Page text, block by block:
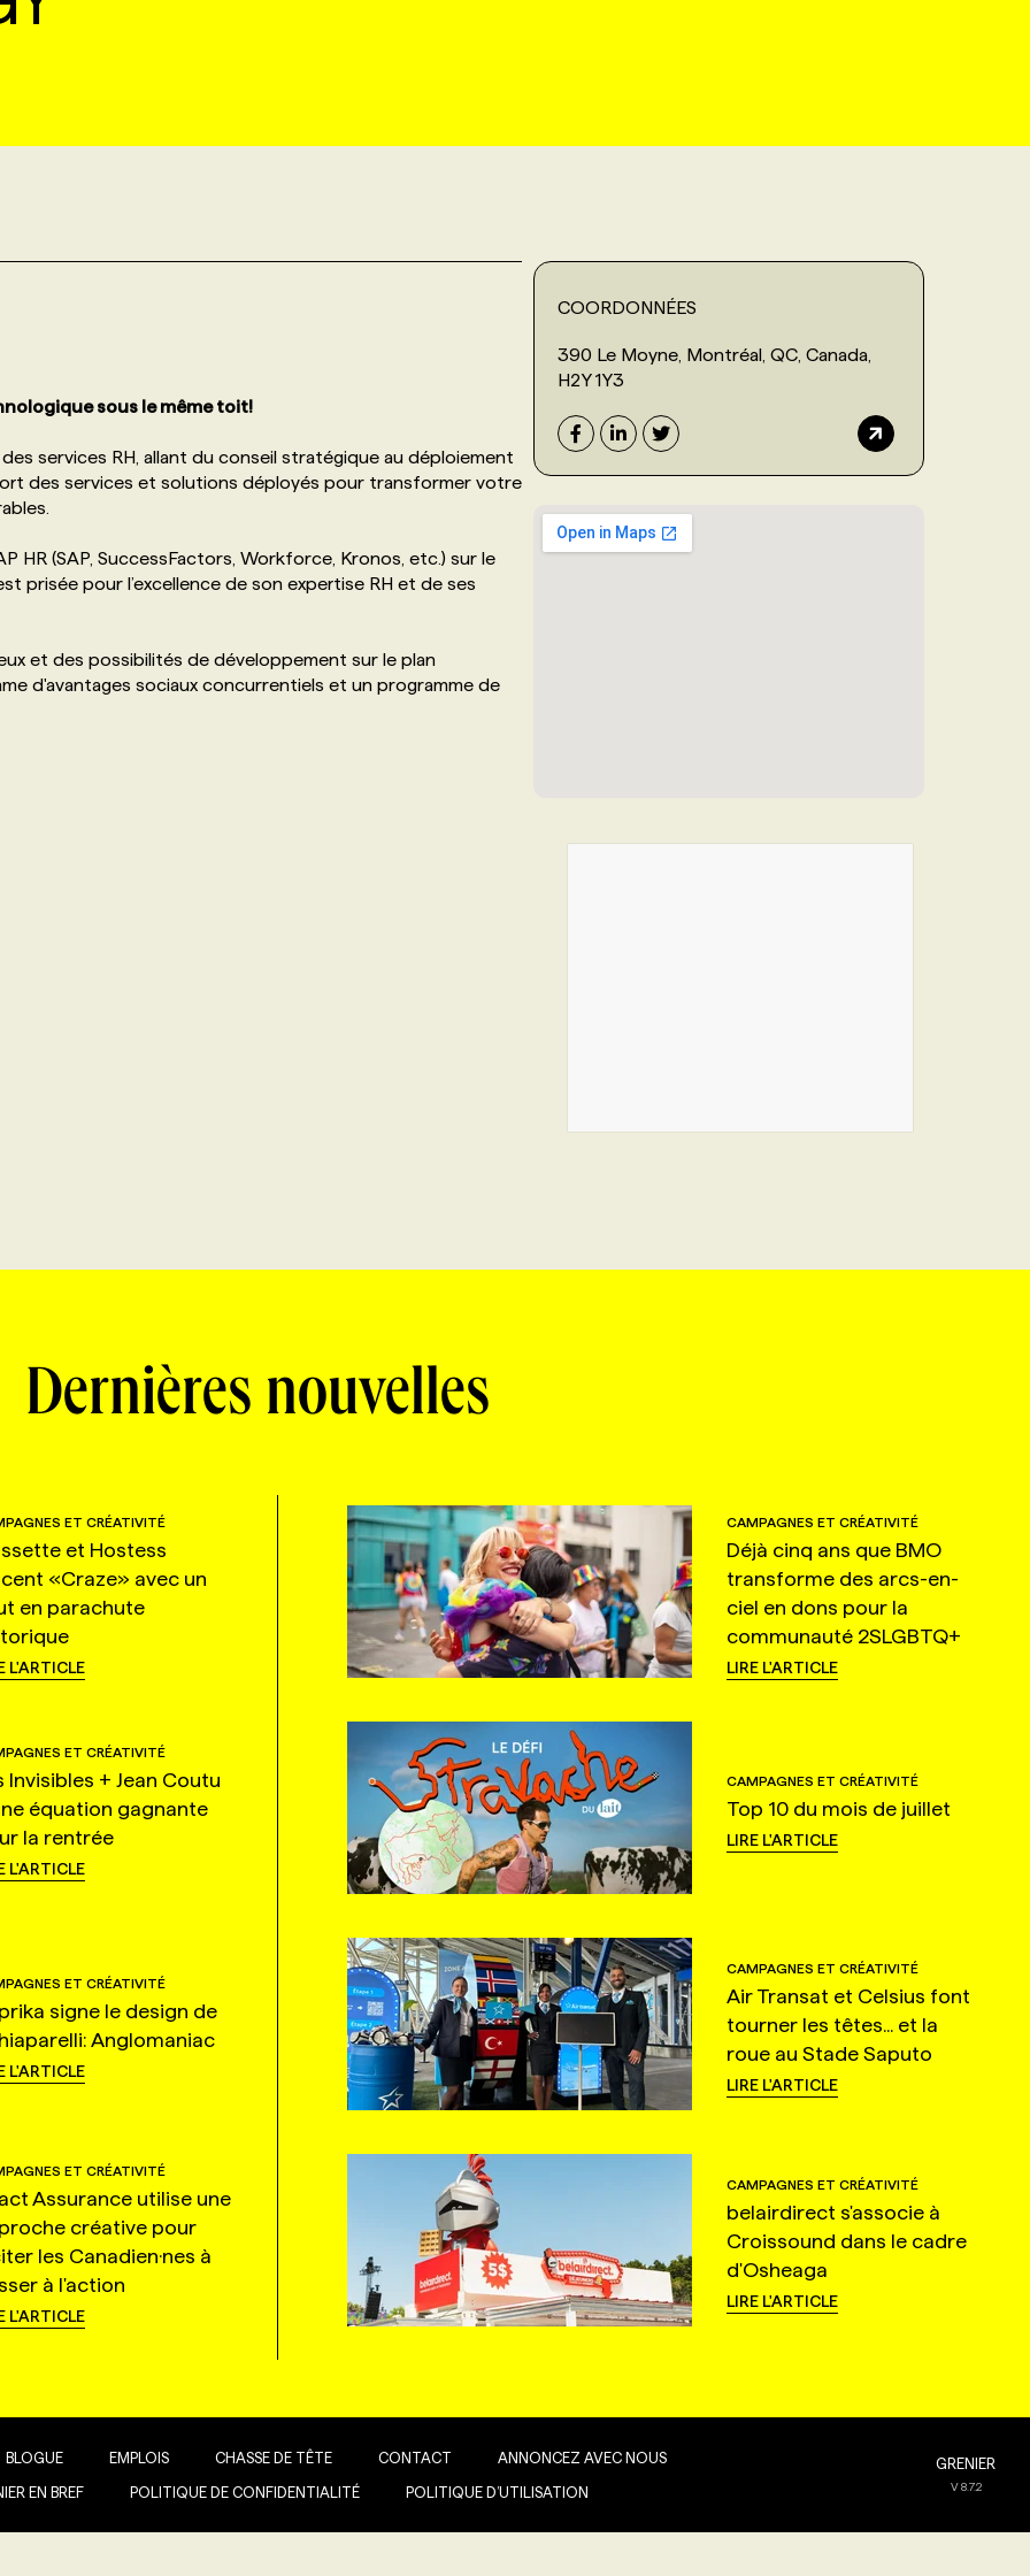
sous le même toit!
services RH, allant du conseil stratégique au déploiement
des services et solutions déployés pour transformer votre
HR (SAP, SuccessFactors, Workforce, Kronos, etc.) sur le
prisée pour l’excellence de son expertise RH et de ses
et des possibilités de développement sur le plan
d'avantages sociaux concurrentiels et un programme de
COORDONNÉES
390 Le Moyne, Montréal, QC, Canada,
H2Y 1Y3
Dernières nouvelles
ET CRÉATIVITÉ
et Hostess
«Craze» avec un
en parachute
L'ARTICLE
CAMPAGNES ET CRÉATIVITÉ
Déjà cinq ans que BMO
transforme des arcs-en-
ciel en dons pour la
communauté 2SLGBTQ+
LIRE L'ARTICLE
ET CRÉATIVITÉ
Invisibles + Jean Coutu
équation gagnante
la rentrée
L'ARTICLE
CAMPAGNES ET CRÉATIVITÉ
Top 10 du mois de juillet
LIRE L'ARTICLE
ET CRÉATIVITÉ
signe le design de
Anglomaniac
L'ARTICLE
CAMPAGNES ET CRÉATIVITÉ
Air Transat et Celsius font
tourner les têtes... et la
roue au Stade Saputo
LIRE L'ARTICLE
ET CRÉATIVITÉ
Assurance utilise une
créative pour
les Canadien·nes à
à l'action
L'ARTICLE
CAMPAGNES ET CRÉATIVITÉ
belairdirect s'associe à
Croissound dans le cadre
d'Osheaga
LIRE L'ARTICLE
BLOGUE EMPLOIS CHASSE DE TÊTE CONTACT ANNONCEZ AVEC NOUS
EN BREF POLITIQUE DE CONFIDENTIALITÉ POLITIQUE D’UTILISATION
GRENIER
V8.7.2